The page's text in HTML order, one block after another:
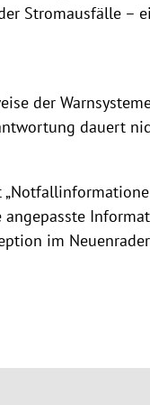
Stromausfälle
der
dauert
im